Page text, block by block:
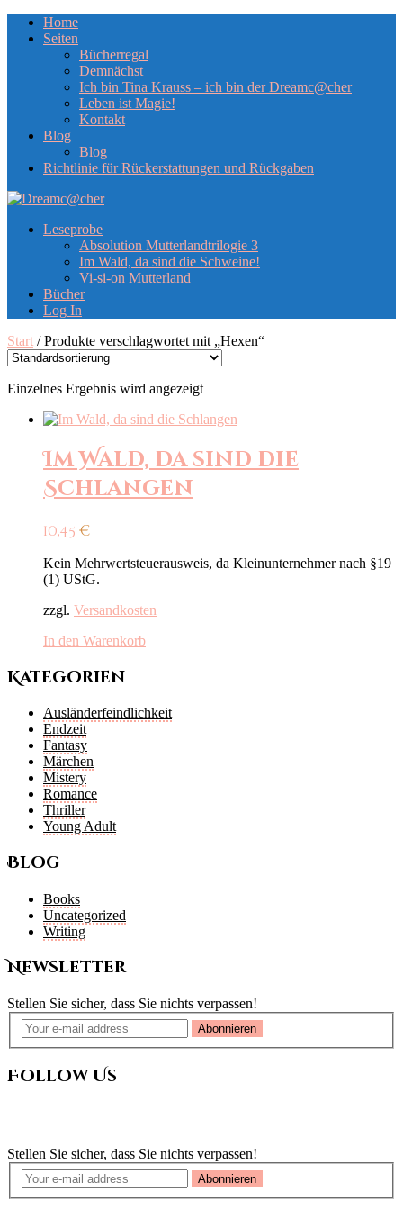
Home
Seiten
Bücherregal
Demnächst
Ich bin Tina Krauss – ich bin der Dreamc@cher
Leben ist Magie!
Kontakt
Blog
Blog
Richtlinie für Rückerstattungen und Rückgaben
Leseprobe
Absolution Mutterlandtrilogie 3
Im Wald, da sind die Schweine!
Vi-si-on Mutterland
Bücher
Log In
Start / Produkte verschlagwortet mit „Hexen“
Einzelnes Ergebnis wird angezeigt
Im Wald, da sind die
Schlangen
10,45 €
Kein Mehrwertsteuerausweis, da Kleinunternehmer nach §19
(1) UStG.
zzgl. Versandkosten
In den Warenkorb
Kategorien
Ausländerfeindlichkeit
Endzeit
Fantasy
Märchen
Mistery
Romance
Thriller
Young Adult
Blog
Books
Uncategorized
Writing
Newsletter
Stellen Sie sicher, dass Sie nichts verpassen!
Abonnieren
Follow Us
Stellen Sie sicher, dass Sie nichts verpassen!
Abonnieren